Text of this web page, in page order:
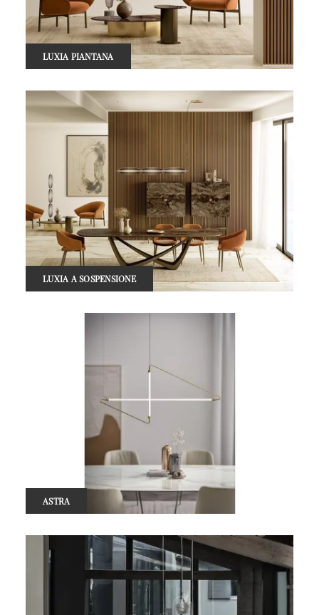
LUXIA PIANTANA
LUXIA A SOSPENSIONE
ASTRA